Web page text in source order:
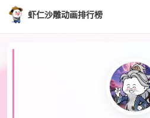
虾仁沙雕动画排行榜